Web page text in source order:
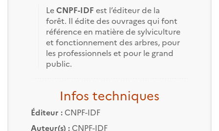
LeCNPF-IDFest l’éditeur de la
forêt. Il édite des ouvrages qui font
référence en matière de sylviculture
et fonctionnement des arbres, pour
les professionnels et pour le grand
public.
Infos techniques
Éditeur : CNPF-IDF
Auteur(s) : CNPF-IDF